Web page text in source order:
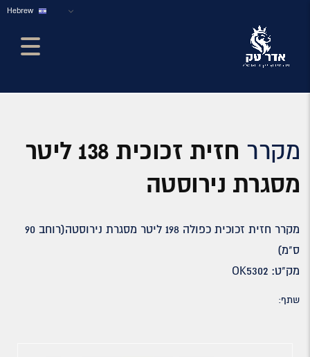
מקרר
חזית זכוכית 138 ליטר
מסגרת נירוסטה
מקרר חזית זכוכית כפולה 198 ליטר מסגרת נירוסטה(רוחב 90
ס"מ)
מק"ט: OK5302
שתף: